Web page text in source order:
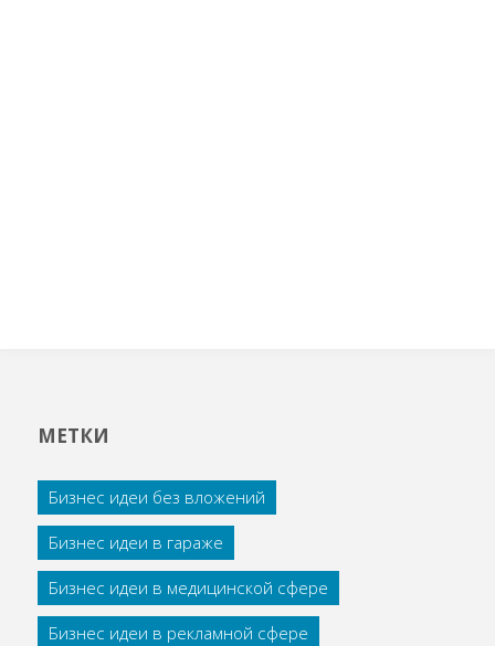
МЕТКИ
Бизнес идеи без вложений
Бизнес идеи в гараже
Бизнес идеи в медицинской сфере
Бизнес идеи в рекламной сфере